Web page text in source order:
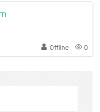
Offline 0